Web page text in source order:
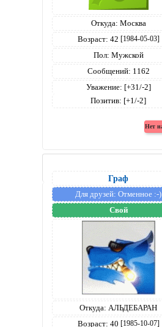
Откуда: Москва
Возраст: 42 [1984-05-03]
Пол: Мужской
Сообщений: 1162
Уважение: [+31/-2]
Позитив: [+1/-2]
Граф
Для друзей: Отменное :-)
Свой
Откуда: АЛЬДЕБАРАН
Возраст: 40 [1985-10-07]